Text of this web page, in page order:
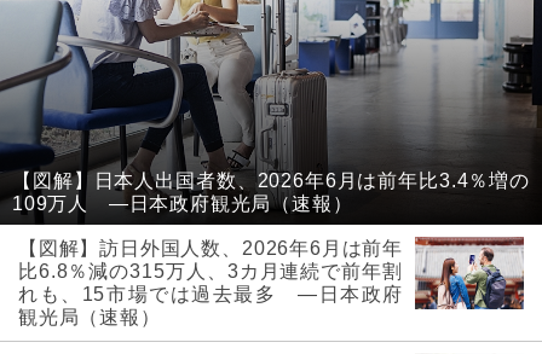
【図解】日本人出国者数、2026年6月は前年比3.4％増の
109万人 ―日本政府観光局（速報）
【図解】訪日外国人数、2026年6月は前年
比6.8％減の315万人、3カ月連続で前年割
れも、15市場では過去最多 ―日本政府
観光局（速報）